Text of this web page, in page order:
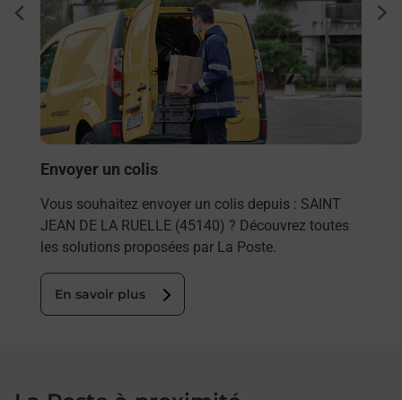
Envoyer un colis
Vous souhaitez envoyer un colis depuis : SAINT
JEAN DE LA RUELLE (45140) ? Découvrez toutes
les solutions proposées par La Poste.
En savoir plus